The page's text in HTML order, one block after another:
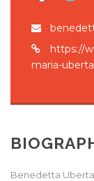
https://
maria-
Benedetta